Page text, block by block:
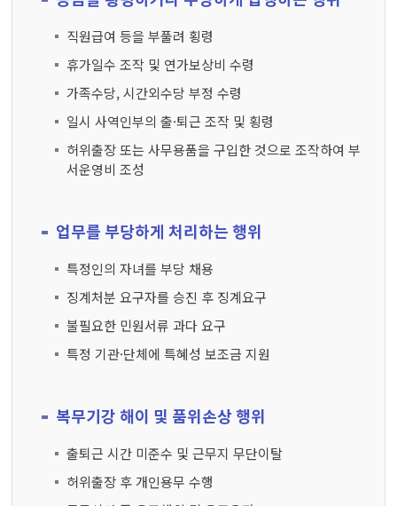
직원급여 등을 부풀려 횡령
휴가일수 조작 및 연가보상비 수령
가족수당, 시간외수당 부정 수령
일시 사역인부의 출·퇴근 조작 및 횡령
허위출장 또는 사무용품을 구입한 것으로 조작하여 부
서운영비 조성
업무를 부당하게 처리하는 행위
특정인의 자녀를 부당 채용
징계처분 요구자를 승진 후 징계요구
불필요한 민원서류 과다 요구
특정 기관·단체에 특혜성 보조금 지원
복무기강 해이 및 품위손상 행위
출퇴근 시간 미준수 및 근무지 무단이탈
허위출장 후 개인용무 수행